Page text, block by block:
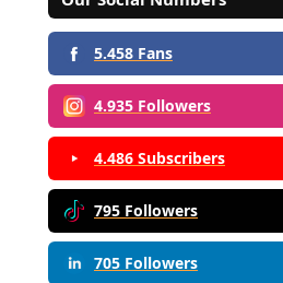
5.458 Fans
4.935 Followers
4.486 Subscribers
795 Followers
705 Followers